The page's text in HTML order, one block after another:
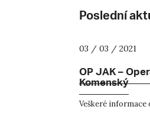
Poslední
03 / 03 / 2021
OP JAK –
Komenský
Veškeré